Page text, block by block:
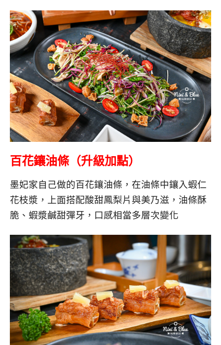
百花鑲油條（升級加點）
墨妃家自己做的百花鑲油條，在油條中鑲入蝦仁
花枝漿，上面搭配酸甜鳳梨片與美乃滋，油條酥
脆、蝦漿鹹甜彈牙，口感相當多層次變化